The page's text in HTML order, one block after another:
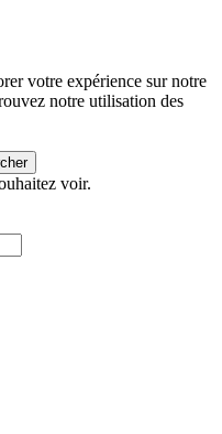
votre expérience sur notre
notre utilisation des
voir.